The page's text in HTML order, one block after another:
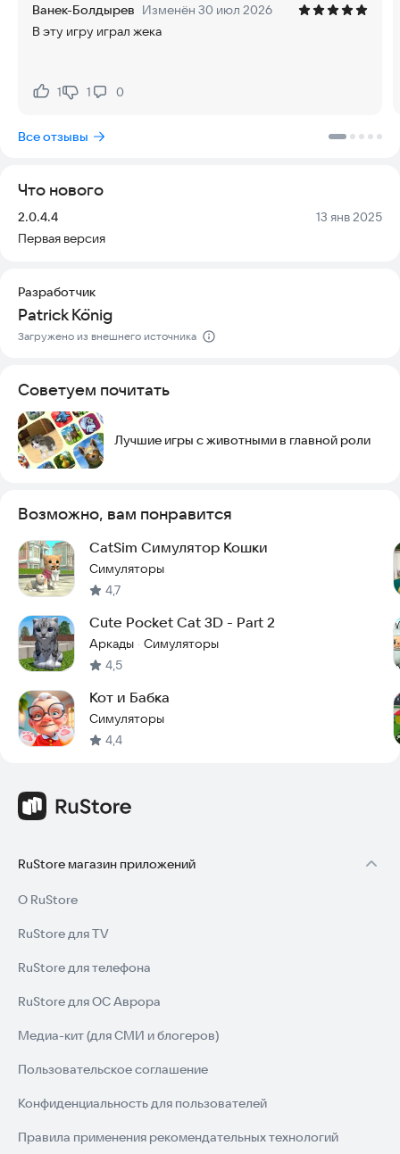
контакта с водой. Игра полностью безопасна, удобна в
управлении и актуальна для современных устройств,
Выберите котёнка любой породы из доступного списка. Вы
можете разрушать интерьер особняка, избегать квартиры
открытому миру. Игра поддерживает
симулятор, дающий больше свободы действий, чем другие
аналоги.
Попробуйте эту игру прямо сейчас и станьте самым хитрым
Ванек-Болдырев Изменён 30 июл 2026
В эту игру играл жека
Нравится:
1Не нравится:
1 0
Все отзывы
Что нового
Версия:
2.0.4.4 Дата:
13 янв 2025
Первая версия
Разработчик
Patrick König
Загружено из внешнего источника
Советуем почитать
Лучшие игры с животными в главной роли
Возможно, вам понравится
CatSim Симулятор Кошки
Симуляторы
4,7
Cute Pocket Cat 3D - Part 2
Аркады · Симуляторы
4,5
Кот и Бабка
Симуляторы
4,4
RuStore магазин приложений
О RuStore
RuStore для TV
RuStore для телефона
RuStore для ОС Аврора
Медиа-кит (для СМИ и блогеров)
Пользовательское соглашение
Конфиденциальность для пользователей
Правила применения рекомендательных технологий